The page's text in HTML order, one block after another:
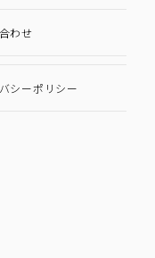
わせ
シーポリシー